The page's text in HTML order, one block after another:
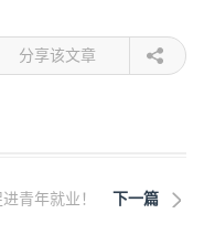
分享该文章
下一篇
青年就业！